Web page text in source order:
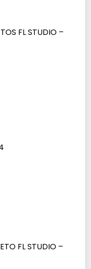
FL STUDIO –
FL STUDIO –